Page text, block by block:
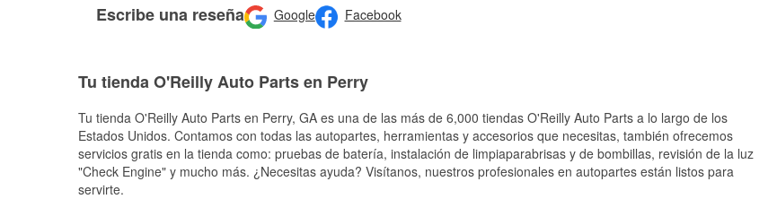
Escribe una reseña Google Facebook
Tu tienda O'Reilly Auto Parts en Perry
Tu tienda O'Reilly Auto Parts en Perry, GA es una de las más de 6,000 tiendas O'Reilly Auto Parts a lo largo de los
Estados Unidos. Contamos con todas las autopartes, herramientas y accesorios que necesitas, también ofrecemos
servicios gratis en la tienda como: pruebas de batería, instalación de limpiaparabrisas y de bombillas, revisión de la luz
"Check Engine" y mucho más. ¿Necesitas ayuda? Visítanos, nuestros profesionales en autopartes están listos para
servirte.